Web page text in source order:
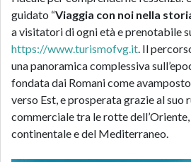
guidato “Viaggia con noi nella
a visitatori di ogni età e prenotabile
https://www.turismofvg.it. Il
una panoramica complessiva
fondata dai Romani come
verso Est, e prosperata grazie al suo
commerciale tra le rotte dell’Oriente,
continentale e del Mediterraneo.